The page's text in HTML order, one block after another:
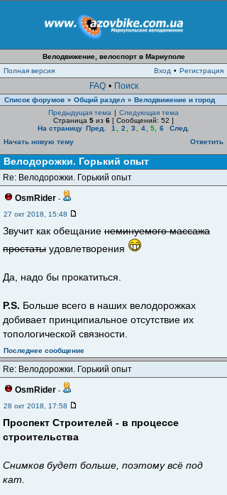
Велодвижение, велоспорт в Мариуполе
Полная версия
Вход • Регистрация
FAQ • Поиск
Список форумов » Общий раздел » Велодвижение и город
Предыдущая тема | Следующая тема
Страница 5 из 6 [ Сообщений: 52 ]
На страницу Пред. 1 2 3 4 5 6
След.
Начать новую тему
Ответить
Велодорожки. Горький опыт
Re: Велодорожки. Горький опыт
OsmRider -
27 окт 2018, 15:48
Звучит как обещание неминуемого массажа
простаты удовлетворения
Да, надо бы прокатиться.
P.S. Больше всего в наших велодорожках
добивает принципиальное отсутствие их
топологической связности.
Последнее сообщение
Re: Велодорожки. Горький опыт
OsmRider -
28 окт 2018, 17:58
Проспект Строителей - в процессе
строительства
Снимков будет больше, поэтому всё под
кат.